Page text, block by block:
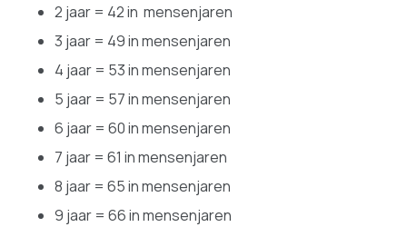
2 jaar = 42 in mensenjaren
3 jaar = 49 in mensenjaren
4 jaar = 53 in mensenjaren
5 jaar = 57 in mensenjaren
6 jaar = 60 in mensenjaren
7 jaar = 61 in mensenjaren
8 jaar = 65 in mensenjaren
9 jaar = 66 in mensenjaren